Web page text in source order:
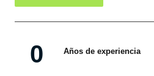
0 Años de experiencia